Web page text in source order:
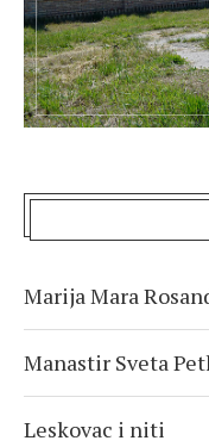
Marija Mara
Manastir Sveta
Leskovac i niti